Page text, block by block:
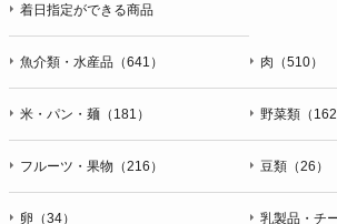
着日指定ができる商品
魚介類・水産品（641） 肉（510）
米・パン・麺（181） 野菜類（162
フルーツ・果物（216） 豆類（26）
卵（34） 乳製品・チ